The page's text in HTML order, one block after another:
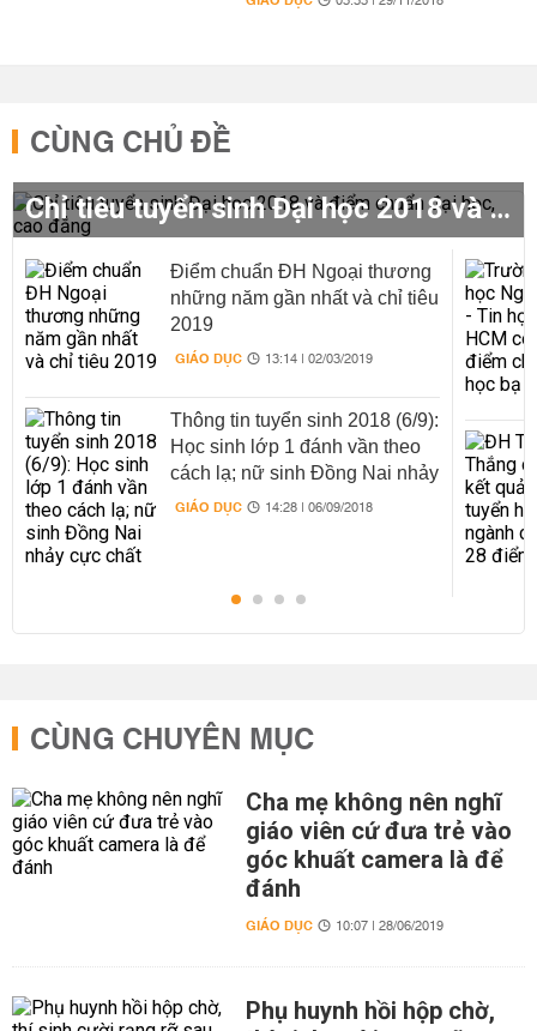
CÙNG CHỦ ĐỀ
Chỉ tiêu tuyển sinh Đại học 2018 và điểm chuẩn đại học, cao đẳng
Điểm chuẩn ĐH Ngoại thương
những năm gần nhất và chỉ tiêu
2019
GIÁO DỤC 13:14 | 02/03/2019
Thông tin tuyển sinh 2018 (6/9):
Học sinh lớp 1 đánh vần theo
cách lạ; nữ sinh Đồng Nai nhảy
cực chất
GIÁO DỤC 14:28 | 06/09/2018
CÙNG CHUYÊN MỤC
Cha mẹ không nên nghĩ
giáo viên cứ đưa trẻ vào
góc khuất camera là để
đánh
GIÁO DỤC 10:07 | 28/06/2019
Phụ huynh hồi hộp chờ,